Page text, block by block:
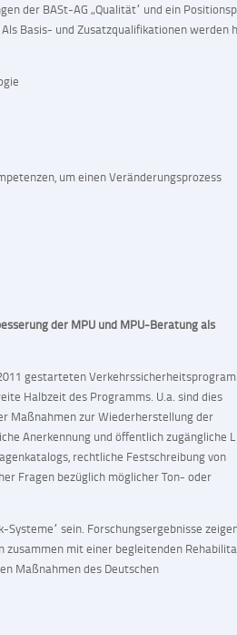
der BASt-AG „Qualität“ und ein
Basis- und Zusatzqualifikationen werden
um einen Veränderungsprozess
der MPU und MPU-Beratung als
gestarteten
Halbzeit des Programms. U.a. sind dies
Maßnahmen zur Wiederherstellung der
Anerkennung und öffentlich zugängliche
rechtliche Festschreibung von
Fragen bezüglich möglicher Ton- oder
sein. Forschungsergebnisse
mit einer begleitenden
Maßnahmen des Deutschen